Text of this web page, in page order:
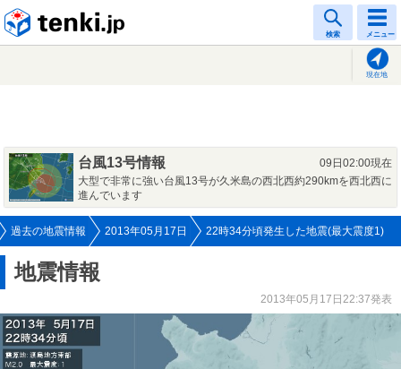
検索 メニュー
現在地
台風13号情報
09日02:00現在
大型で非常に強い台風13号が久米島の西北西約290kmを西北西に
進んでいます
過去の地震情報 2013年05月17日 22時34分頃発生した地震(最大震度1)
地震情報
2013年05月17日22:37発表